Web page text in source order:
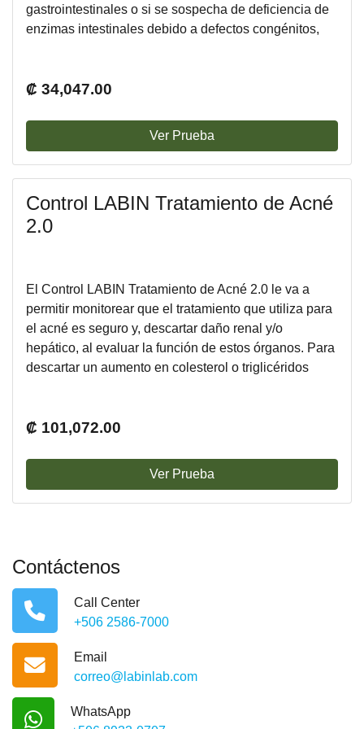
gastrointestinales o si se sospecha de deficiencia de
enzimas intestinales debido a defectos congénitos,
pruebas para detectar parásitos y detectar sangre
₡ 34,047.00
Ver Prueba
Control LABIN Tratamiento de Acné
2.0
El Control LABIN Tratamiento de Acné 2.0 le va a
permitir monitorear que el tratamiento que utiliza para
el acné es seguro y, descartar daño renal y/o
hepático, al evaluar la función de estos órganos. Para
descartar un aumento en colesterol o triglicéridos
₡ 101,072.00
Ver Prueba
Contáctenos
Call Center
+506 2586-7000
Email
correo@labinlab.com
WhatsApp